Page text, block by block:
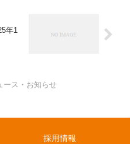
年1
ース・お知らせ
採用情報